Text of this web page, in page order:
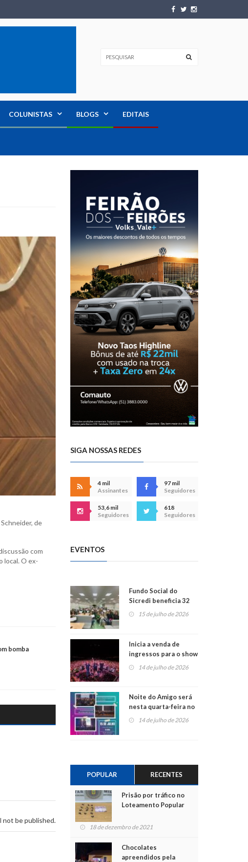
COLUNISTAS BLOGS EDITAIS
de
com
local. O ex-
bomba
not be published.
SIGA NOSSAS REDES
4 mil
Assinantes
97 mil
Seguidores
53,6 mil
Seguidores
618
Seguidores
EVENTOS
Fundo Social do
Sicredi beneficia 32
projetos em
15 de julho de 2026
Inicia a venda de
ingressos para o show
do Jota Quest nos 45
anos da Sicredi Ouro
14 de julho de 2026
Noite do Amigo será
nesta quarta-feira no
Centro de Cultura de
14 de julho de 2026
POPULAR RECENTES
Prisão por tráfico no
Loteamento Popular
18 de dezembro de 2021
Chocolates
apreendidos pela